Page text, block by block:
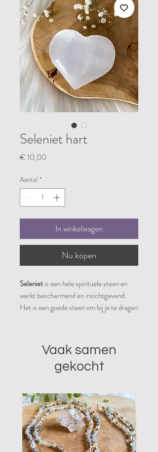
Seleniet hart
€ 10,00
Aantal *
In winkelwagen
Nu kopen
Selenietis een hele spirituele steen en
werkt beschermend en inzichtgevend.
Het is een goede steen om bij je te dragen
vergemakkelijkt meditatie, telepathie,
divinatie (waarzeggerij) en mediamieke
gaven. Het werkt aardend als met hogere
en reinigt de aura. Seleniet stimuleert een
heldere geest en geeft inzicht in je
levenslessen. Het bevordert rust, balans
en vrede in jezelf en je omgeving.
Vaak samen
gekocht